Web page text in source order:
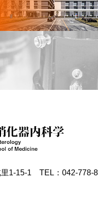
1-15-1 TEL：042-778-